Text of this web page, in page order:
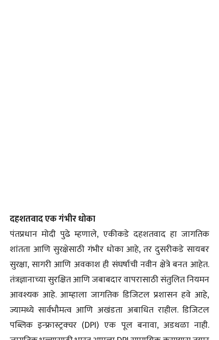
दहशतवाद एक गंभीर धोका
पंतप्रधान मोदी पुढे म्हणाले, एकीकडे दहशतवाद हा जागतिक
शांतता आणि सुरक्षेसाठी गंभीर धोका आहे, तर दुसरीकडे सायबर
सुरक्षा, सागरी आणि अवकाश ही संघर्षाची नवीन क्षेत्रे बनत आहेत.
तंत्रज्ञानाच्या सुरक्षित आणि जबाबदार वापरासाठी संतुलित नियमन
आवश्यक आहे. आम्हाला जागतिक डिजिटल प्रशासन हवे आहे,
ज्यामध्ये सार्वभौमत्व आणि अखंडता अबाधित राहील. डिजिटल
पब्लिक इन्फ्रास्ट्रक्चर (DPI) एक पूल बनावा, अडथळा नाही.